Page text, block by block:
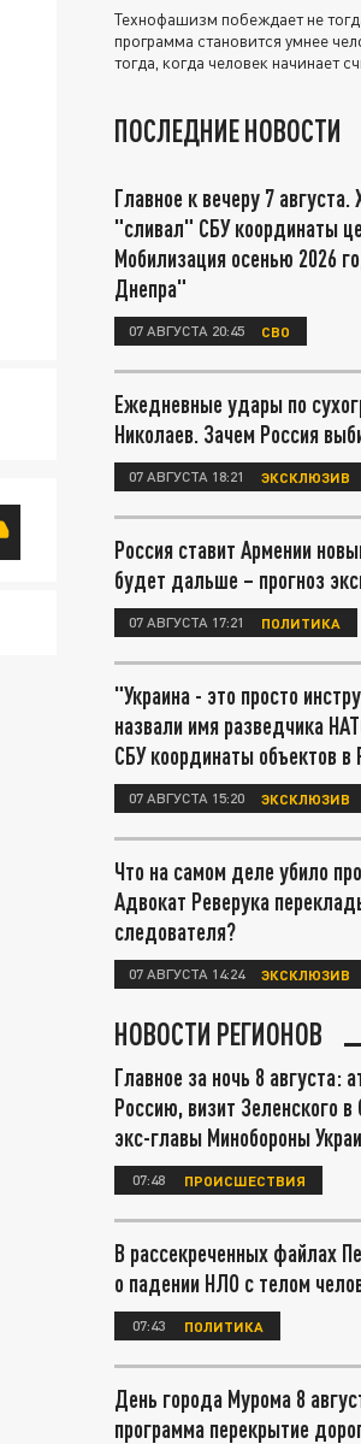
Технофашизм побеждает не
программа становится умнее
тогда, когда человек начинает
ПОСЛЕДНИЕ НОВОСТИ
Главное к вечеру 7
"сливал" СБУ координаты
Мобилизация осенью 2026
Днепра"
07 АВГУСТА 20:45 СВО
Ежедневные удары по
Николаев. Зачем Россия
07 АВГУСТА 18:21 ЭКСКЛЮЗИВ
Россия ставит Армении
будет дальше – прогноз
07 АВГУСТА 17:21 ПОЛИТИКА
"Украина - это просто
назвали имя разведчика
СБУ координаты объектов в
07 АВГУСТА 15:20 ЭКСКЛЮЗИВ
Что на самом деле убило
Адвокат Реверука
следователя?
07 АВГУСТА 14:24 ЭКСКЛЮЗИВ
НОВОСТИ РЕГИОНОВ
Главное за ночь 8 августа:
Россию, визит Зеленского
экс-главы Минобороны
07:48 ПРОИСШЕСТВИЯ
В рассекреченных файлах
о падении НЛО с телом
07:43 ПОЛИТИКА
День города Мурома 8
программа перекрытие